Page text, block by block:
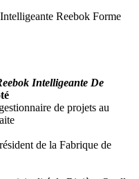
Reebok Forme
Intelligeante De
de projets au
de la Fabrique de